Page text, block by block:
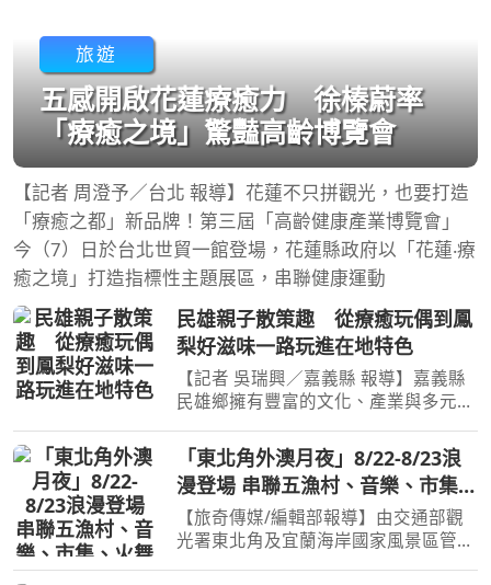
旅遊
五感開啟花蓮療癒力 徐榛蔚率
「療癒之境」驚豔高齡博覽會
【記者 周澄予／台北 報導】花蓮不只拼觀光，也要打造
「療癒之都」新品牌！第三屆「高齡健康產業博覽會」
今（7）日於台北世貿一館登場，花蓮縣政府以「花蓮‧療
癒之境」打造指標性主題展區，串聯健康運動
民雄親子散策趣 從療癒玩偶到鳳
梨好滋味一路玩進在地特色
【記者 吳瑞興／嘉義縣 報導】嘉義縣
民雄鄉擁有豐富的文化、產業與多元體
歷史文化，還是熱愛美食與農產，都能
找到適合親子同遊的旅遊樂趣。嘉義縣
文化觀光局推薦家長們
「東北角外澳月夜」8/22-8/23浪
漫登場 串聯五漁村、音樂、市集、
火舞與慢旅共度夏夜
【旅奇傳媒/編輯部報導】由交通部觀
光署東北角及宜蘭海岸國家風景區管理